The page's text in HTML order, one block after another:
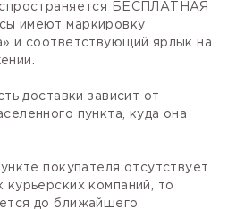
БЕСПЛАТНАЯ
имеют маркировку
и соответствующий ярлык на
доставки зависит от
пункта, куда она
покупателя отсутствует
курьерских компаний, то
до ближайшего